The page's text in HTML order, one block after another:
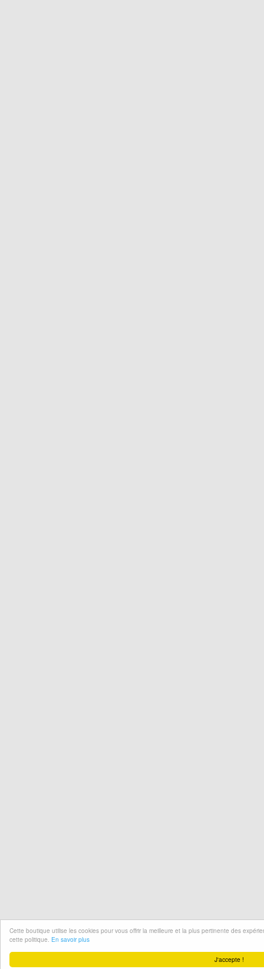
J'accepte !
Cette boutique utilise les cookies pour vous offrir la meilleure et la plus pertinente des
cette politique. En savoir plus